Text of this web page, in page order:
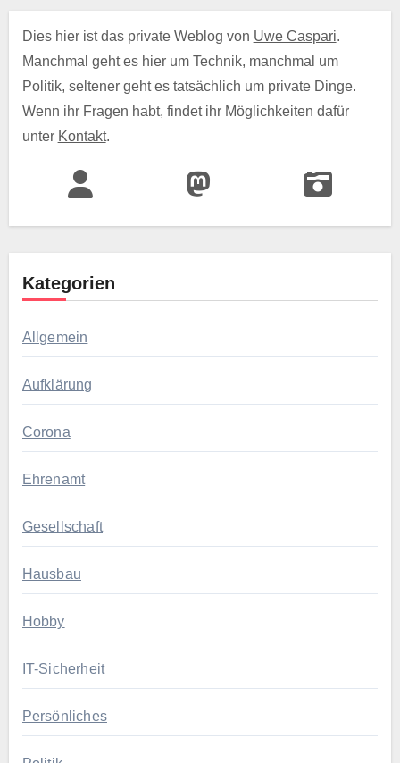
Dies hier ist das private Weblog von Uwe Caspari.
Manchmal geht es hier um Technik, manchmal um
Politik, seltener geht es tatsächlich um private Dinge.
Wenn ihr Fragen habt, findet ihr Möglichkeiten dafür
unter Kontakt.
Kategorien
Allgemein
Aufklärung
Corona
Ehrenamt
Gesellschaft
Hausbau
Hobby
IT-Sicherheit
Persönliches